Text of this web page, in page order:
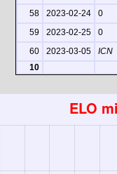
58
2023-02-24 0
59
2023-02-25 0
60
2023-03-05 ICN
10